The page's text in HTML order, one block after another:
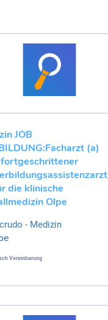
JOB
(a)
die klinische
Olpe
- Medizin
Vereinbarung